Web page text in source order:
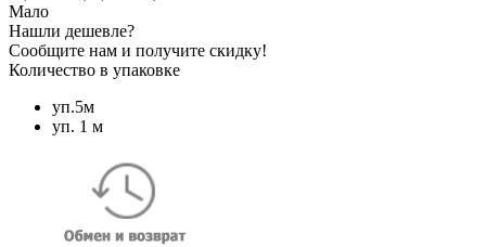
Мало
Нашли дешевле?
Сообщите нам и получите скидку!
Количество в упаковке
уп.5м
уп. 1 м